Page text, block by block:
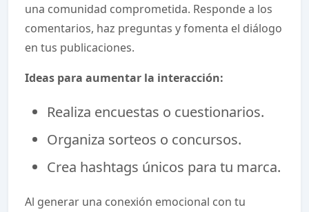
una comunidad comprometida. Responde a los
comentarios, haz preguntas y fomenta el diálogo
en tus publicaciones.
Ideas para aumentar la interacción:
Realiza encuestas o cuestionarios.
Organiza sorteos o concursos.
Crea hashtags únicos para tu marca.
Al generar una conexión emocional con tu